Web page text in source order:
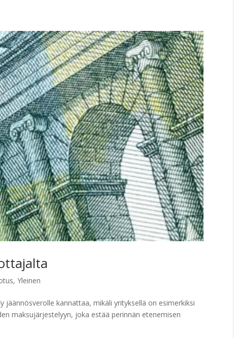
,Yleinen
kannattaa, mikäli yrityksellä on esimerkiksi
maksujärjestelyyn, joka estää perinnän etenemisen